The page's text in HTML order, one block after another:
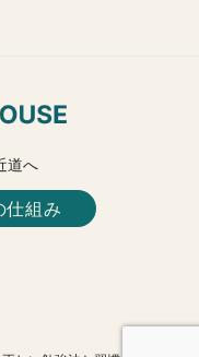
道へ
仕組み